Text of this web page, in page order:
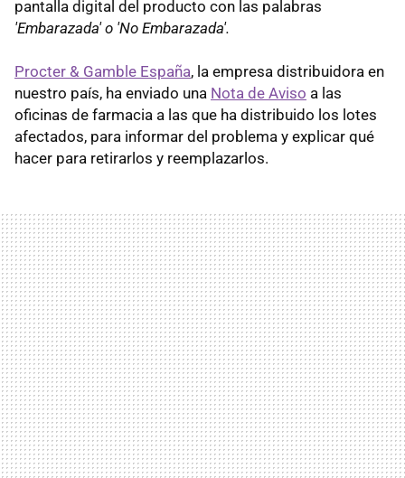
pantalla digital del producto con las palabras
'Embarazada' o 'No Embarazada'.
Procter & Gamble España, la empresa distribuidora en
nuestro país, ha enviado una Nota de Aviso a las
oficinas de farmacia a las que ha distribuido los lotes
afectados, para informar del problema y explicar qué
hacer para retirarlos y reemplazarlos.